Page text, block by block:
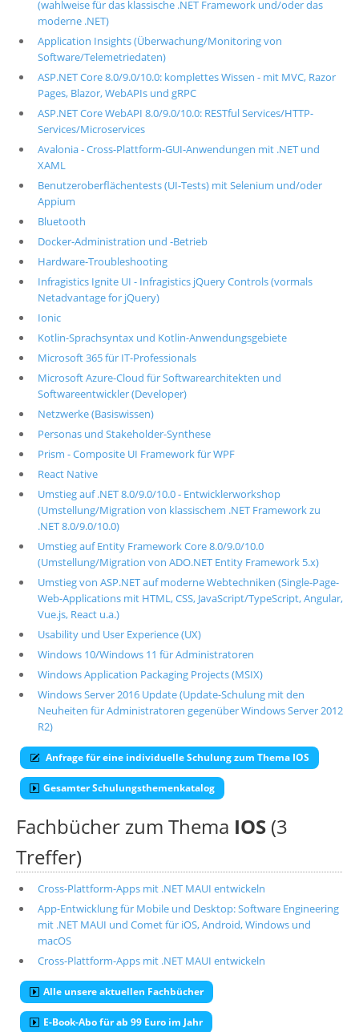
(wahlweise für das klassische .NET Framework und/oder das
moderne .NET)
Application Insights (Überwachung/Monitoring von
Software/Telemetriedaten)
ASP.NET Core 8.0/9.0/10.0: komplettes Wissen - mit MVC, Razor
Pages, Blazor, WebAPIs und gRPC
ASP.NET Core WebAPI 8.0/9.0/10.0: RESTful Services/HTTP-
Services/Microservices
Avalonia - Cross-Plattform-GUI-Anwendungen mit .NET und
XAML
Benutzeroberflächentests (UI-Tests) mit Selenium und/oder
Appium
Bluetooth
Docker-Administration und -Betrieb
Hardware-Troubleshooting
Infragistics Ignite UI - Infragistics jQuery Controls (vormals
Netadvantage for jQuery)
Ionic
Kotlin-Sprachsyntax und Kotlin-Anwendungsgebiete
Microsoft 365 für IT-Professionals
Microsoft Azure-Cloud für Softwarearchitekten und
Softwareentwickler (Developer)
Netzwerke (Basiswissen)
Personas und Stakeholder-Synthese
Prism - Composite UI Framework für WPF
React Native
Umstieg auf .NET 8.0/9.0/10.0 - Entwicklerworkshop
(Umstellung/Migration von klassischem .NET Framework zu
.NET 8.0/9.0/10.0)
Umstieg auf Entity Framework Core 8.0/9.0/10.0
(Umstellung/Migration von ADO.NET Entity Framework 5.x)
Umstieg von ASP.NET auf moderne Webtechniken (Single-Page-
Web-Applications mit HTML, CSS, JavaScript/TypeScript, Angular,
Vue.js, React u.a.)
Usability und User Experience (UX)
Windows 10/Windows 11 für Administratoren
Windows Application Packaging Projects (MSIX)
Windows Server 2016 Update (Update-Schulung mit den
Neuheiten für Administratoren gegenüber Windows Server 2012
R2)
Anfrage für eine individuelle Schulung zum Thema IOS
Gesamter Schulungsthemenkatalog
Fachbücher zum Thema IOS (3
Treffer)
Cross-Plattform-Apps mit .NET MAUI entwickeln
App-Entwicklung für Mobile und Desktop: Software Engineering
mit .NET MAUI und Comet für iOS, Android, Windows und
macOS
Cross-Plattform-Apps mit .NET MAUI entwickeln
Alle unsere aktuellen Fachbücher
E-Book-Abo für ab 99 Euro im Jahr